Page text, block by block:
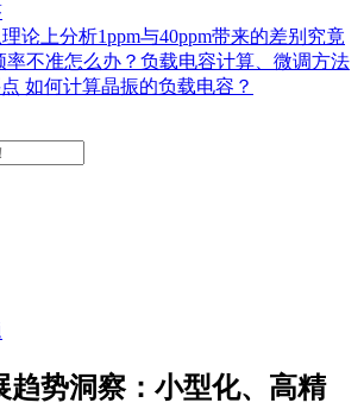
论上分析1ppm与40ppm带来的差别究竟
率不准怎么办？负载电容计算、微调方法
如何计算晶振的负载电容？
趋势洞察：小型化、高精